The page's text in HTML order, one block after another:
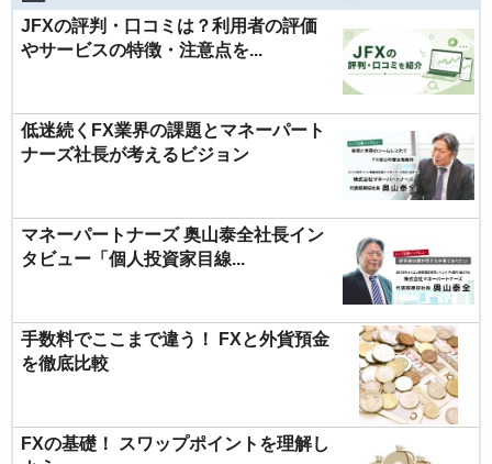
JFXの評判・口コミは？利用者の評価
やサービスの特徴・注意点を...
低迷続くFX業界の課題とマネーパート
ナーズ社長が考えるビジョン
マネーパートナーズ 奥山泰全社長イン
タビュー「個人投資家目線...
手数料でここまで違う！ FXと外貨預金
を徹底比較
FXの基礎！ スワップポイントを理解し